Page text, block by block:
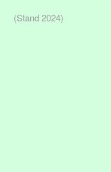
(Stand 2024)